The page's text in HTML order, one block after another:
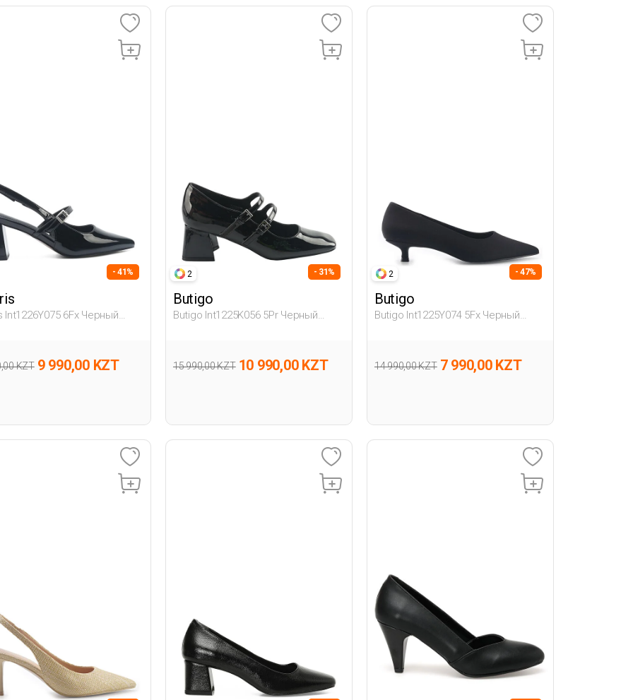
- 41%
Int1226Y075 6Fx Черный
KZT 9 990,00 KZT
2 - 31%
Butigo
Butigo Int1225K056 5Pr Черный
15 990,00 KZT 10 990,00 KZT
2 - 47%
Butigo
Butigo Int1225Y074 5Fx Черный
14 990,00 KZT 7 990,00 KZT